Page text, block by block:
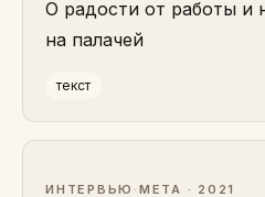
О радости от работы и
на палачей
текст
ИНТЕРВЬЮ · МЕТА · 2021